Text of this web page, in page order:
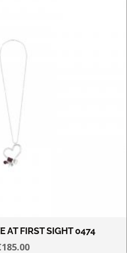
AT FIRST SIGHT 0474
185.00